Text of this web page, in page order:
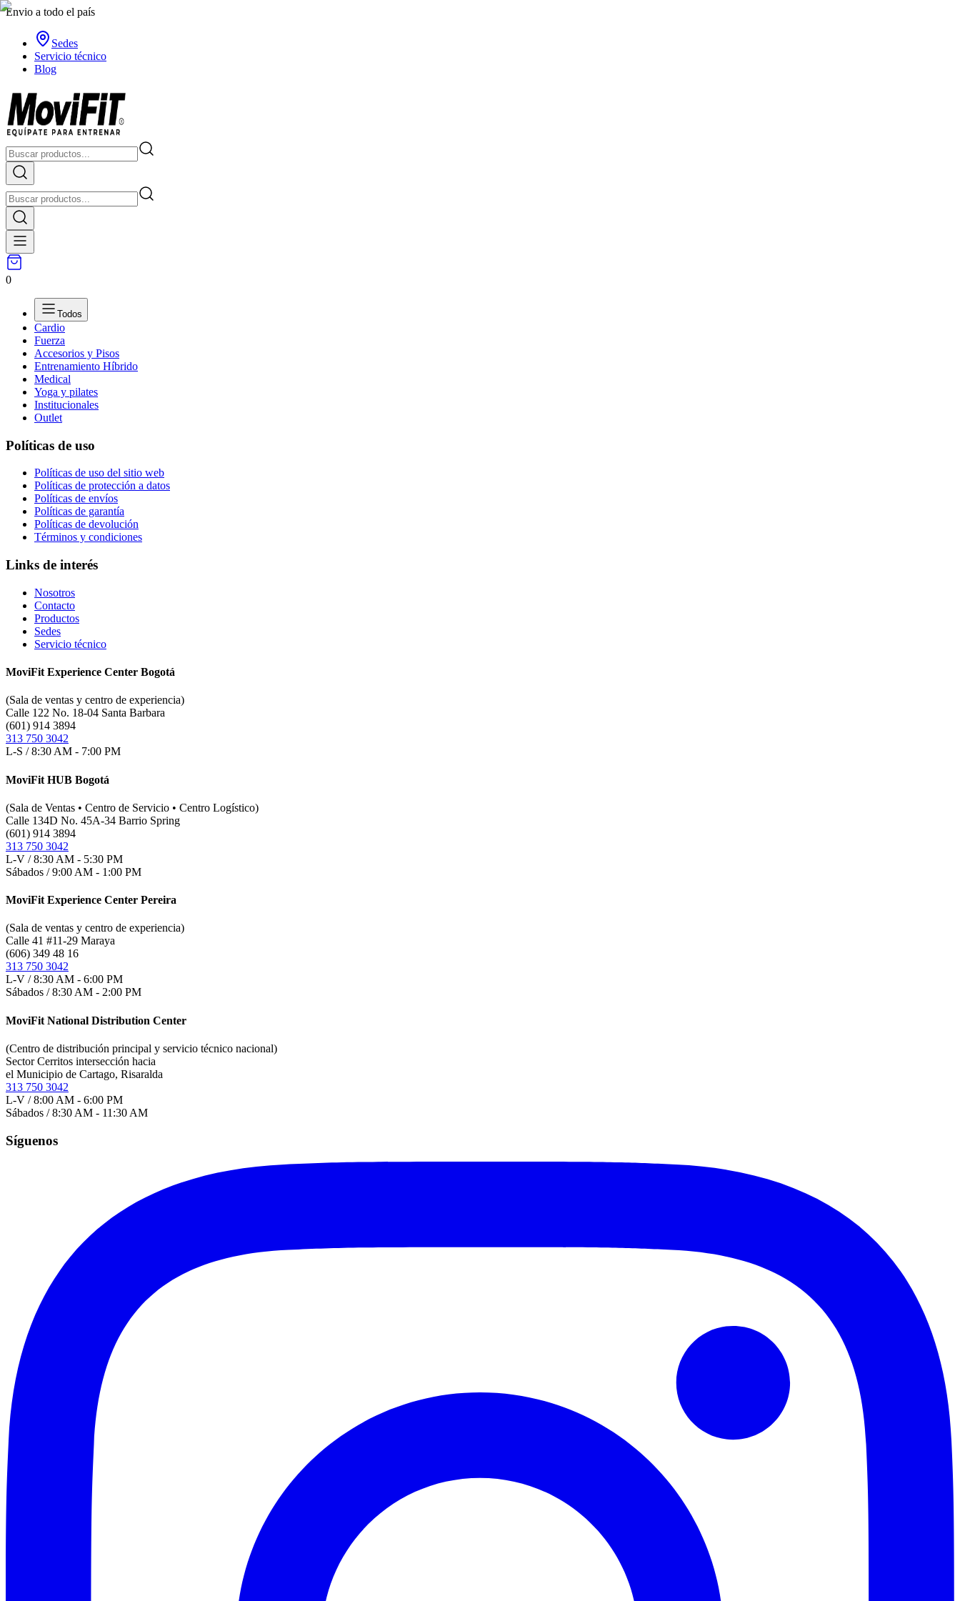
Envio a todo el país
Sedes
Servicio técnico
Blog
0
Todos
Cardio
Fuerza
Accesorios y Pisos
Entrenamiento Híbrido
Medical
Yoga y pilates
Institucionales
Outlet
Políticas de uso
Políticas de uso del sitio web
Políticas de protección a datos
Políticas de envíos
Políticas de garantía
Políticas de devolución
Términos y condiciones
Links de interés
Nosotros
Contacto
Productos
Sedes
Servicio técnico
MoviFit Experience Center Bogotá
(Sala de ventas y centro de experiencia)
Calle 122 No. 18-04 Santa Barbara
(601) 914 3894
313 750 3042
L-S / 8:30 AM - 7:00 PM
MoviFit HUB Bogotá
(Sala de Ventas • Centro de Servicio • Centro Logístico)
Calle 134D No. 45A-34 Barrio Spring
(601) 914 3894
313 750 3042
L-V / 8:30 AM - 5:30 PM
Sábados / 9:00 AM - 1:00 PM
MoviFit Experience Center Pereira
(Sala de ventas y centro de experiencia)
Calle 41 #11-29 Maraya
(606) 349 48 16
313 750 3042
L-V / 8:30 AM - 6:00 PM
Sábados / 8:30 AM - 2:00 PM
MoviFit National Distribution Center
(Centro de distribución principal y servicio técnico nacional)
Sector Cerritos intersección hacia
el Municipio de Cartago, Risaralda
313 750 3042
L-V / 8:00 AM - 6:00 PM
Sábados / 8:30 AM - 11:30 AM
Síguenos